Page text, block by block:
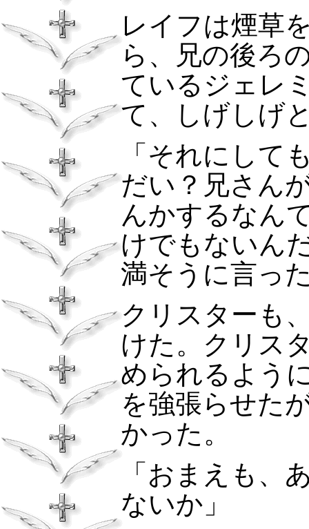
レイフは煙草
ら、兄の後ろ
ているジェレ
て、しげしげ
「それにして
だい？兄さん
んかするなん
けでもないん
満そうに言っ
クリスターも
けた。クリス
められるよう
を強張らせた
かった。
「おまえも、
ないか」